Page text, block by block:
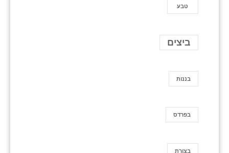
טבע
ביצים
בננות
בפרדס
בצורת